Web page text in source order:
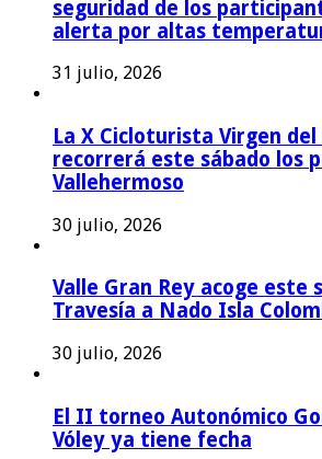
seguridad de los
alerta por altas
31 julio, 2026
La X Cicloturista Virgen del
recorrerá este sábado los
Vallehermoso
30 julio, 2026
Valle Gran Rey acoge este
Travesía a Nado Isla
30 julio, 2026
El II torneo Autonómico
Vóley ya tiene fecha